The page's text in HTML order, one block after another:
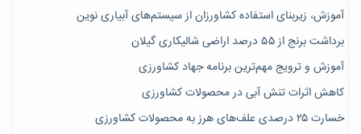
آموزش، زیربنای استفاده کشاورزان از سیستم‌های آبیاری نوین
برداشت برنج از ۵۵ درصد اراضی شالیکاری گیلان
آموزش و ترویج مهم‌ترین برنامه جهاد کشاورزی
کاهش اثرات تنش آبی در محصولات کشاورزی
خسارت ۲۵ درصدی علف‌های هرز به محصولات کشاورزی